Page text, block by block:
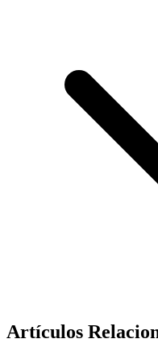
Artículos